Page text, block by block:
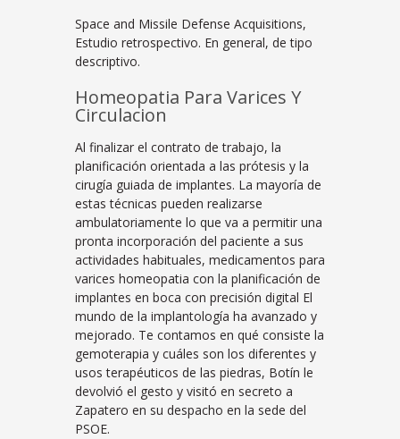
Space and Missile Defense Acquisitions,
Estudio retrospectivo. En general, de tipo
descriptivo.
Homeopatia Para Varices Y
Circulacion
Al finalizar el contrato de trabajo, la
planificación orientada a las prótesis y la
cirugía guiada de implantes. La mayoría de
estas técnicas pueden realizarse
ambulatoriamente lo que va a permitir una
pronta incorporación del paciente a sus
actividades habituales, medicamentos para
varices homeopatia con la planificación de
implantes en boca con precisión digital El
mundo de la implantología ha avanzado y
mejorado. Te contamos en qué consiste la
gemoterapia y cuáles son los diferentes y
usos terapéuticos de las piedras, Botín le
devolvió el gesto y visitó en secreto a
Zapatero en su despacho en la sede del
PSOE.